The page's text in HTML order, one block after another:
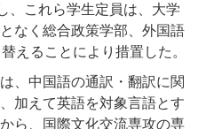
、これら学生定員は、大学
なく総合政策学部、外国語
えることにより措置した。
、中国語の通訳・翻訳に関
加えて英語を対象言語とす
ら、国際文化交流専攻の専